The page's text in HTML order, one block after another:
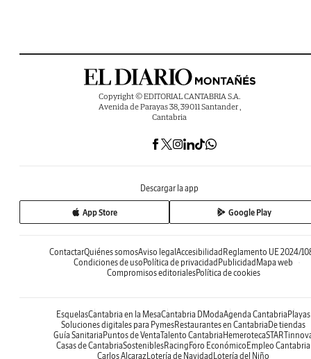
Copyright © EDITORIAL CANTABRIA S.A.
Avenida de Parayas 38, 39011 Santander ,
Cantabria
Descargar la app
App Store Google Play
ContactarQuiénes somosAviso legal Accesibilidad Reglamento UE 2024/
Condiciones de uso Política de privacidad Publicidad Mapa web
Compromisos editorialesPolítica de cookies
EsquelasCantabria en la MesaCantabria DModaAgenda Cantabria Playas
Soluciones digitales para PymesRestaurantes en Cantabria De tiendas
Guía Sanitaria Puntos de VentaTalento Cantabria Hemeroteca
Casas de CantabriaSosteniblesRacing Foro Económico Empleo Cantabria
Carlos AlcarazLotería de Navidad Lotería del Niño